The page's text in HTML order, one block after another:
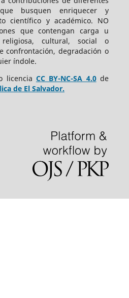
busquen enriquecer y
científico y académico. NO
que contengan carga u
cultural, social o
confrontación, degradación o
índole.
licencia CC BY-NC-SA 4.0de
de El Salvador.